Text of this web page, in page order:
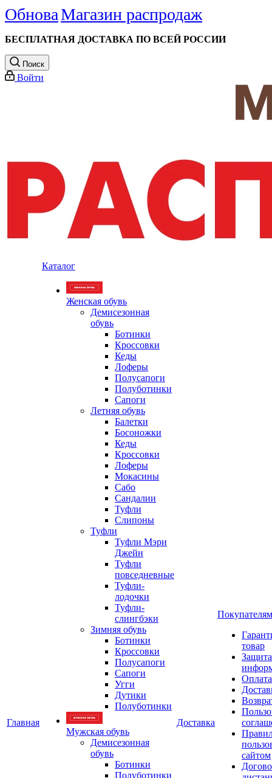
ОбноваМагазин распродаж
БЕСПЛАТНАЯ ДОСТАВКА ПО ВСЕЙ РОССИИ
Поиск
Войти
Главная
Каталог
Женская обувь
Демисезонная
обувь
Ботинки
Кроссовки
Кеды
Лоферы
Полусапоги
Полуботинки
Сапоги
Летняя обувь
Балетки
Босоножки
Кеды
Кроссовки
Лоферы
Мокасины
Сабо
Сандалии
Туфли
Слипоны
Туфли
Туфли Мэри
Джейн
Туфли
повседневные
Туфли-
лодочки
Туфли-
слингбэки
Зимняя обувь
Ботинки
Кроссовки
Полусапоги
Сапоги
Угги
Дутики
Полуботинки
Мужская обувь
Демисезонная
обувь
Ботинки
Полуботинки
Доставка
Покупателям
товар
Защита
Оплата
сайтом